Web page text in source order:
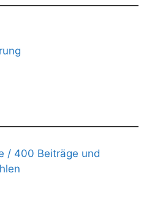
/ 400 Beiträge und